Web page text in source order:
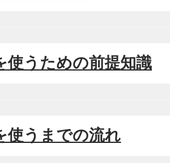
使うための前提知識
使うまでの流れ